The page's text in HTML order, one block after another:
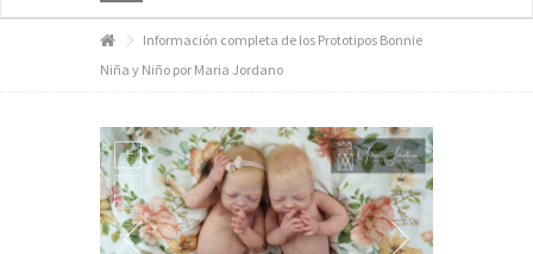
HOME
CURSOS
+
GALERÍA
DOLL SHOWS
Información completa de los Prototipos Bonnie
Niña y Niño por Maria Jordano